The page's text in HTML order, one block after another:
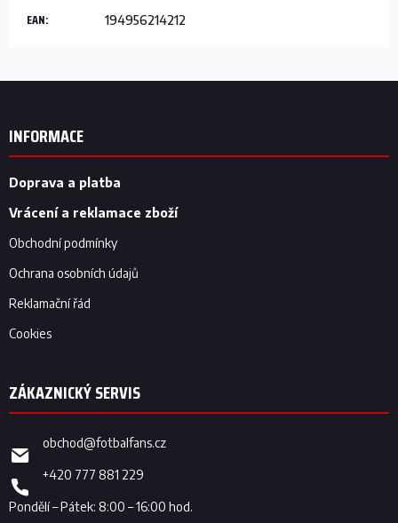
EAN: 194956214212
Z
INFORMACE
Doprava a platba
Vrácení a reklamace zboží
Obchodní podmínky
Ochrana osobních údajů
Reklamační řád
Cookies
obchod@fotbalfans.cz
+420 777 881 229